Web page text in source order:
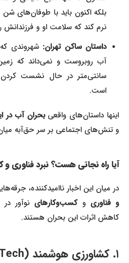
بلکه اکنون باید با طوفان‌های
نرم کند که سلامت او و فرزندانش
داستان ساکن تهران: شهروندی
آب روبروست و نمی‌داند که
سانتی‌متر در حال نشست
است.
اینها داستان‌های واقعیبحران آب در
و تنش‌های اجتماعی بر سر حق‌آبه میان
آیا راه نجاتی هست؟ نبرد فناوری
در میان این اخبار ناامیدکننده،
و فناوری وکسب‌وکارهای نوآور
کاهش اثرات این بحران هستند.
۱. کشاورزی هوشمند (AgriTech)